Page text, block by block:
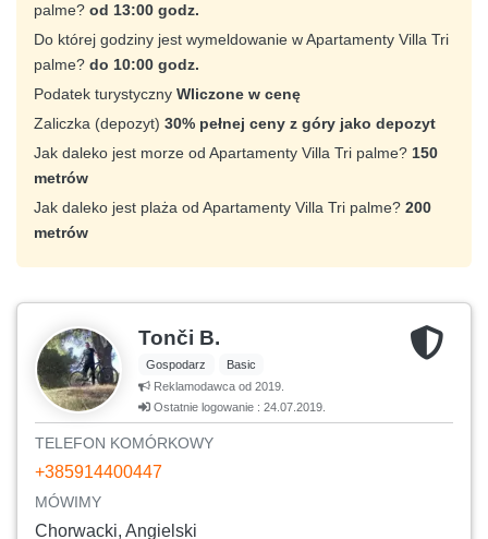
palme? od 13:00 godz.
Do której godziny jest wymeldowanie w Apartamenty Villa Tri
palme? do 10:00 godz.
Podatek turystyczny Wliczone w cenę
Zaliczka (depozyt) 30% pełnej ceny z góry jako depozyt
Jak daleko jest morze od Apartamenty Villa Tri palme? 150
metrów
Jak daleko jest plaża od Apartamenty Villa Tri palme? 200
metrów
Tonči B.
Gospodarz
Basic
Reklamodawca od 2019.
Ostatnie logowanie : 24.07.2019.
TELEFON KOMÓRKOWY
+385914400447
MÓWIMY
Chorwacki, Angielski